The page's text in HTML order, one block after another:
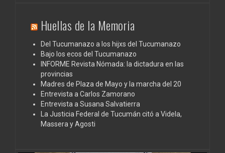
Huellas de la Memoria
Del Tucumanazo a los hijxs del Tucumanazo
Bajo los ecos del Tucumanazo
INFORME Revista Nómada: la dictadura en las
provincias
Madres de Plaza de Mayo y la marcha del 20
Entrevista a Carlos Zamorano
Entrevista a Susana Salvatierra
La Justicia Federal de Tucumán citó a Videla,
Massera y Agosti